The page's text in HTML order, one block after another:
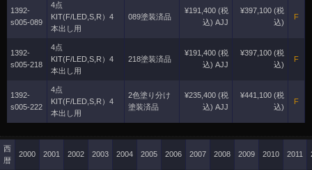
1392-
s005-089
4点
KIT(F/LED,S,R）4
本出し用
089塗装済品
¥191,400 (税
込) AJJ
¥397,100 (税
込)
F
1392-
s005-218
4点
KIT(F/LED,S,R）4
本出し用
218塗装済品
¥191,400 (税
込) AJJ
¥397,100 (税
込)
F
1392-
s005-222
4点
KIT(F/LED,S,R）4
本出し用
2色塗り分け
塗装済品
¥235,400 (税
込) AJJ
¥441,100 (税
込)
F
西
暦
2000 2001 2002 2003 2004 2005 2006 2007 2008 2009 2010 2011